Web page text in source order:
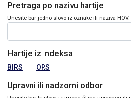
Pretraga po nazivu hartije
Unesite bar jedno slovo iz oznake ili naziva HOV.
Hartije iz indeksa
BIRS ORS
Upravni ili nadzorni odbor